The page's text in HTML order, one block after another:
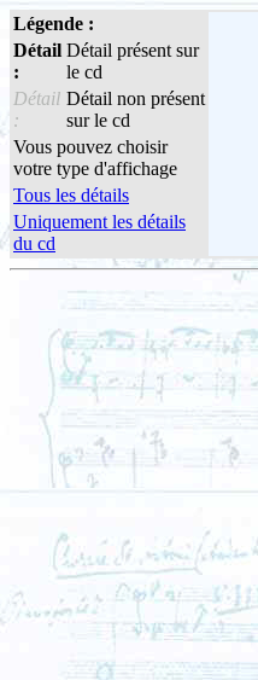
Légende :
Détail
:
Détail présent sur
le cd
Détail
:
Détail non présent
sur le cd
Vous pouvez choisir
votre type d'affichage
Tous les détails
Uniquement les détails
du cd